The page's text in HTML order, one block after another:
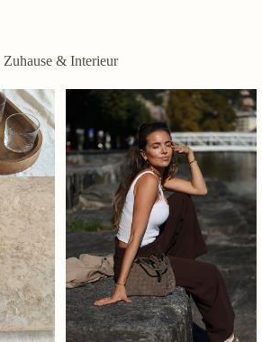
Zuhause & Interieur